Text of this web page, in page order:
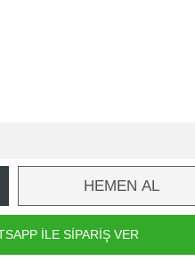
HEMEN AL
İLE SİPARİŞ VER